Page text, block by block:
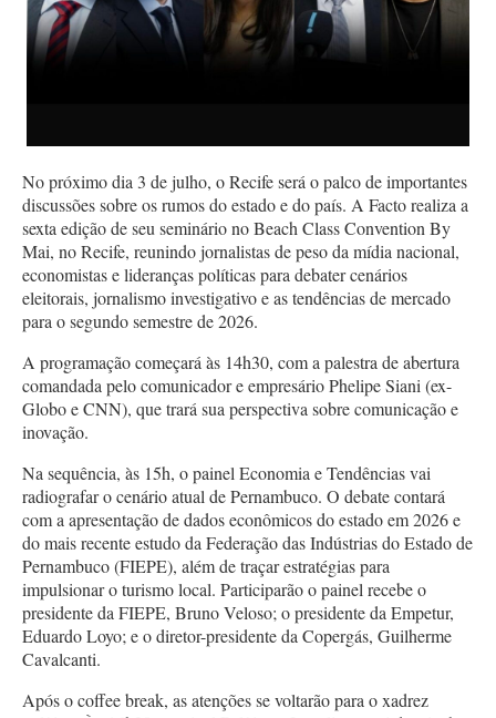
No próximo dia 3 de julho, o Recife será o palco de importantes
discussões sobre os rumos do estado e do país. A Facto realiza a
sexta edição de seu seminário no Beach Class Convention By
Mai, no Recife, reunindo jornalistas de peso da mídia nacional,
economistas e lideranças políticas para debater cenários
eleitorais, jornalismo investigativo e as tendências de mercado
para o segundo semestre de 2026.
A programação começará às 14h30, com a palestra de abertura
comandada pelo comunicador e empresário Phelipe Siani (ex-
Globo e CNN), que trará sua perspectiva sobre comunicação e
inovação.
Na sequência, às 15h, o painel Economia e Tendências vai
radiografar o cenário atual de Pernambuco. O debate contará
com a apresentação de dados econômicos do estado em 2026 e
do mais recente estudo da Federação das Indústrias do Estado de
Pernambuco (FIEPE), além de traçar estratégias para
impulsionar o turismo local. Participarão o painel recebe o
presidente da FIEPE, Bruno Veloso; o presidente da Empetur,
Eduardo Loyo; e o diretor-presidente da Copergás, Guilherme
Cavalcanti.
Após o coffee break, as atenções se voltarão para o xadrez